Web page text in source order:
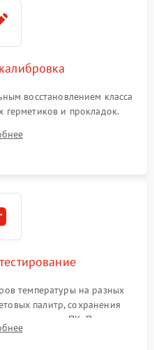
восстановлением класса
и прокладок.
по эталонному
измерения температур.
температуры на разных
палитр, сохранения
данных на ПК. Проверка
контроль качества.